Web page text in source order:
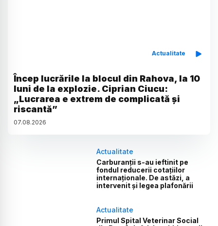
Actualitate
Încep lucrările la blocul din Rahova, la 10
luni de la explozie. Ciprian Ciucu:
„Lucrarea e extrem de complicată și
riscantă”
07.08.2026
Actualitate
Carburanții s-au ieftinit pe
fondul reducerii cotațiilor
internaționale. De astăzi, a
intervenit și legea plafonării
Actualitate
Primul Spital Veterinar Social